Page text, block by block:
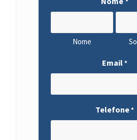
Nome
Email*
Telefone*